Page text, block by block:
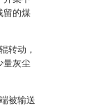
留的煤
转动，
量灰尘
被输送